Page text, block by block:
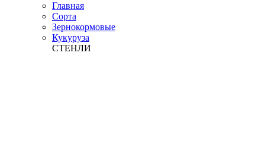
Главная
Сорта
Зернокормовые
Кукуруза
СТЕНЛИ